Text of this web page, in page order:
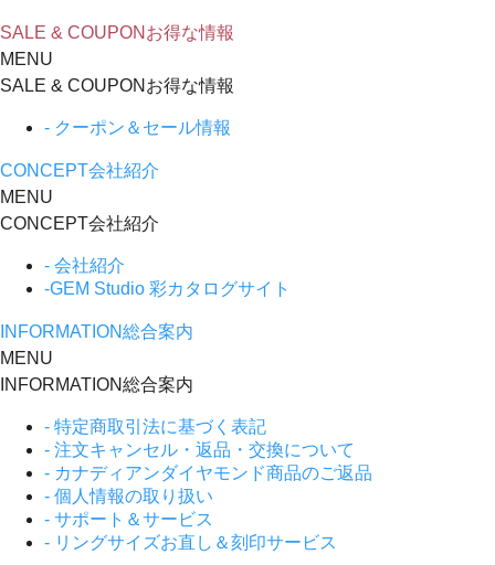
SALE & COUPON お得な情報
MENU
SALE & COUPON お得な情報
- クーポン＆セール情報
CONCEPT会社紹介
MENU
CONCEPT会社紹介
- 会社紹介
-GEM Studio 彩カタログサイト
INFORMATION総合案内
MENU
INFORMATION総合案内
- 特定商取引法に基づく表記
- 注文キャンセル・返品・交換について
- カナディアンダイヤモンド商品のご返品
- 個人情報の取り扱い
- サポート＆サービス
- リングサイズお直し＆刻印サービス